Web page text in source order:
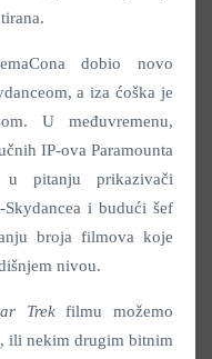
dobio novo
a iza ćoška je
U međuvremenu,
IP-ova Paramounta
pitanju prikazivači
Skydancea i budući šef
broja filmova koje
nivou.
Trekfilmu možemo
ili nekim drugim bitnim